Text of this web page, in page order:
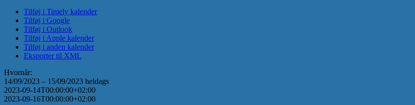
Tilføj i Timely kalender
Tilføj i Google
Tilføj i Outlook
Tilføj i Apple kalender
Tilføj i anden kalender
Eksporter til XML
Hvornår:
14/09/2023 – 15/09/2023 heldags
2023-09-14T00:00:00+02:00
2023-09-16T00:00:00+02:00